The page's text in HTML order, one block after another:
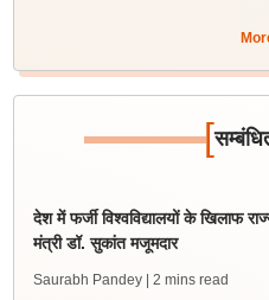
[
देश में फर्जी विश्वविद्यालयों के खिलाफ
मंत्री डॉ. सुकांत मजूमदार
Saurabh Pandey | 2 mins read